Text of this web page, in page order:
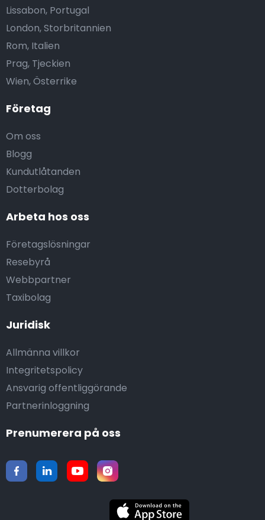
Företag
Om oss
Blogg
Kundutlåtanden
Dotterbolag
Arbeta hos oss
Företagslösningar
Resebyrå
Webbpartner
Taxibolag
Juridisk
Allmänna villkor
Integritetspolicy
Ansvarig offentliggörande
Partnerinloggning
Lissabon, Portugal
London, Storbritannien
Rom, Italien
Prag, Tjeckien
Wien, Österrike
Prenumerera på oss